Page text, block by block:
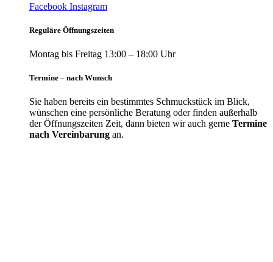
Facebook Instagram
Reguläre Öffnungszeiten
Montag bis Freitag 13:00 – 18:00 Uhr
Termine – nach Wunsch
Sie haben bereits ein bestimmtes Schmuckstück im Blick,
wünschen eine persönliche Beratung oder finden außerhalb
der Öffnungszeiten Zeit, dann bieten wir auch gerne Termine
nach Vereinbarung an.